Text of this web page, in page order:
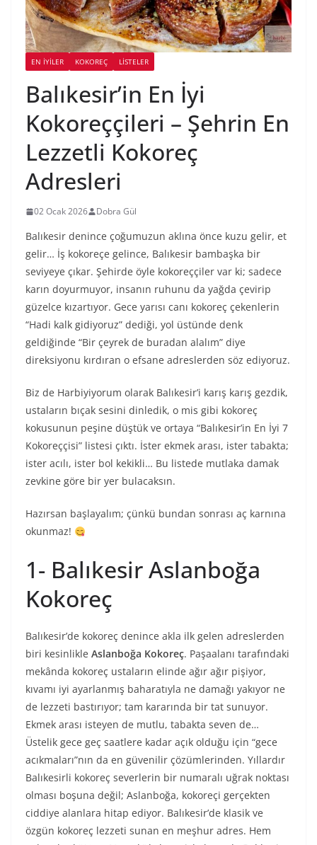
EN İYILER KOKOREÇ LİSTELER
Balıkesir’in En İyi
Kokoreççileri – Şehrin En
Lezzetli Kokoreç
Adresleri
02 Ocak 2026 Dobra Gül
Balıkesir denince çoğumuzun aklına önce kuzu gelir, et
gelir… İş kokoreçe gelince, Balıkesir bambaşka bir
seviyeye çıkar. Şehirde öyle kokoreççiler var ki; sadece
karın doyurmuyor, insanın ruhunu da yağda çevirip
güzelce kızartıyor. Gece yarısı canı kokoreç çekenlerin
“Hadi kalk gidiyoruz” dediği, yol üstünde denk
geldiğinde “Bir çeyrek de buradan alalım” diye
direksiyonu kırdıran o efsane adreslerden söz ediyoruz.
Biz de Harbiyiyorum olarak Balıkesir’i karış karış gezdik,
ustaların bıçak sesini dinledik, o mis gibi kokoreç
kokusunun peşine düştük ve ortaya “Balıkesir’in En İyi 7
Kokoreççisi” listesi çıktı. İster ekmek arası, ister tabakta;
ister acılı, ister bol kekikli… Bu listede mutlaka damak
zevkine göre bir yer bulacaksın.
Hazırsan başlayalım; çünkü bundan sonrası aç karnına
okunmaz!
1- Balıkesir Aslanboğa
Kokoreç
Balıkesir’de kokoreç denince akla ilk gelen adreslerden
biri kesinlikle Aslanboğa Kokoreç. Paşaalanı tarafındaki
mekânda kokoreç ustaların elinde ağır ağır pişiyor,
kıvamı iyi ayarlanmış baharatıyla ne damağı yakıyor ne
de lezzeti bastırıyor; tam kararında bir tat sunuyor.
Ekmek arası isteyen de mutlu, tabakta seven de…
Üstelik gece geç saatlere kadar açık olduğu için “gece
acıkmaları”nın da en güvenilir çözümlerinden. Yıllardır
Balıkesirli kokoreç severlerin bir numaralı uğrak noktası
olması boşuna değil; Aslanboğa, kokoreçi gerçekten
ciddiye alanlara hitap ediyor. Balıkesir’de klasik ve
özgün kokoreç lezzeti sunan en meşhur adres. Hem